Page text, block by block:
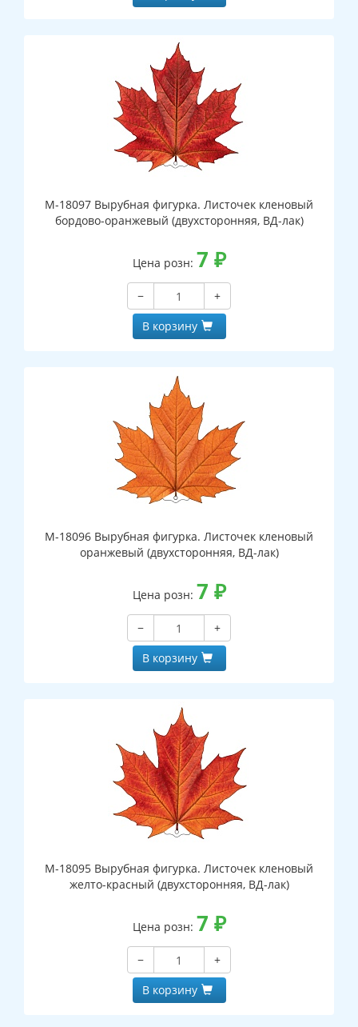
М-18097 Вырубная фигурка. Листочек кленовый
бордово-оранжевый (двухсторонняя, ВД-лак)
Цена розн: 7 ₽
−
+
В корзину
М-18096 Вырубная фигурка. Листочек кленовый
оранжевый (двухсторонняя, ВД-лак)
Цена розн: 7 ₽
−
+
В корзину
М-18095 Вырубная фигурка. Листочек кленовый
желто-красный (двухсторонняя, ВД-лак)
Цена розн: 7 ₽
−
+
В корзину